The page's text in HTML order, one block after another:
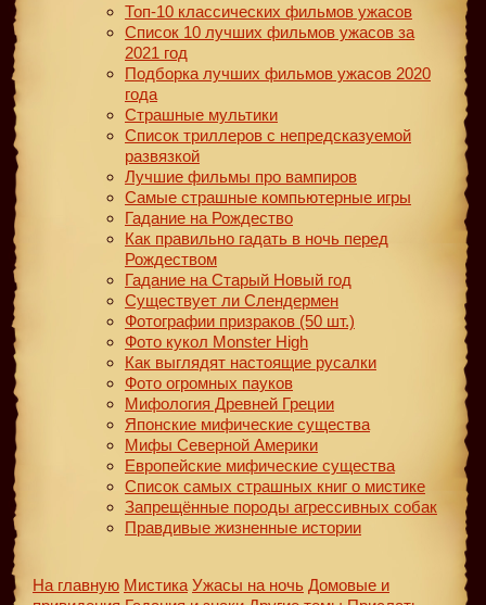
Топ-10 классических фильмов ужасов
Список 10 лучших фильмов ужасов за
2021 год
Подборка лучших фильмов ужасов 2020
года
Страшные мультики
Список триллеров с непредсказуемой
развязкой
Лучшие фильмы про вампиров
Самые страшные компьютерные игры
Гадание на Рождество
Как правильно гадать в ночь перед
Рождеством
Гадание на Старый Новый год
Существует ли Слендермен
Фотографии призраков (50 шт.)
Фото кукол Monster High
Как выглядят настоящие русалки
Фото огромных пауков
Мифология Древней Греции
Японские мифические существа
Мифы Северной Америки
Европейские мифические существа
Список самых страшных книг о мистике
Запрещённые породы агрессивных собак
Правдивые жизненные истории
На главную Мистика Ужасы на ночь Домовые и